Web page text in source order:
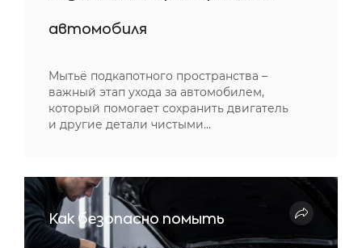
автомобиля
Мытьё подкапотного пространства –
важный этап ухода за автомобилем,
который помогает сохранить двигатель
и другие детали чистыми…
Как безопасно помыть